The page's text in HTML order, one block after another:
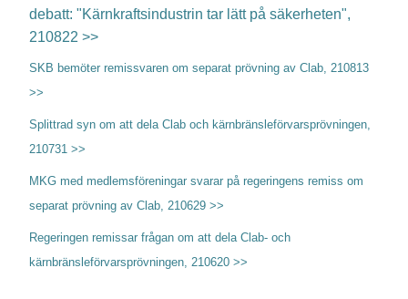
debatt: "Kärnkraftsindustrin tar lätt på säkerheten",
210822 >>
SKB bemöter remissvaren om separat prövning av Clab, 210813
>>
Splittrad syn om att dela Clab och kärnbränsleförvarsprövningen,
210731 >>
MKG med medlemsföreningar svarar på regeringens remiss om
separat prövning av Clab, 210629 >>
Regeringen remissar frågan om att dela Clab- och
kärnbränsleförvarsprövningen, 210620 >>